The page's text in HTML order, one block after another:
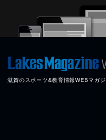
滋賀のスポーツ&教育情報WEBマガ